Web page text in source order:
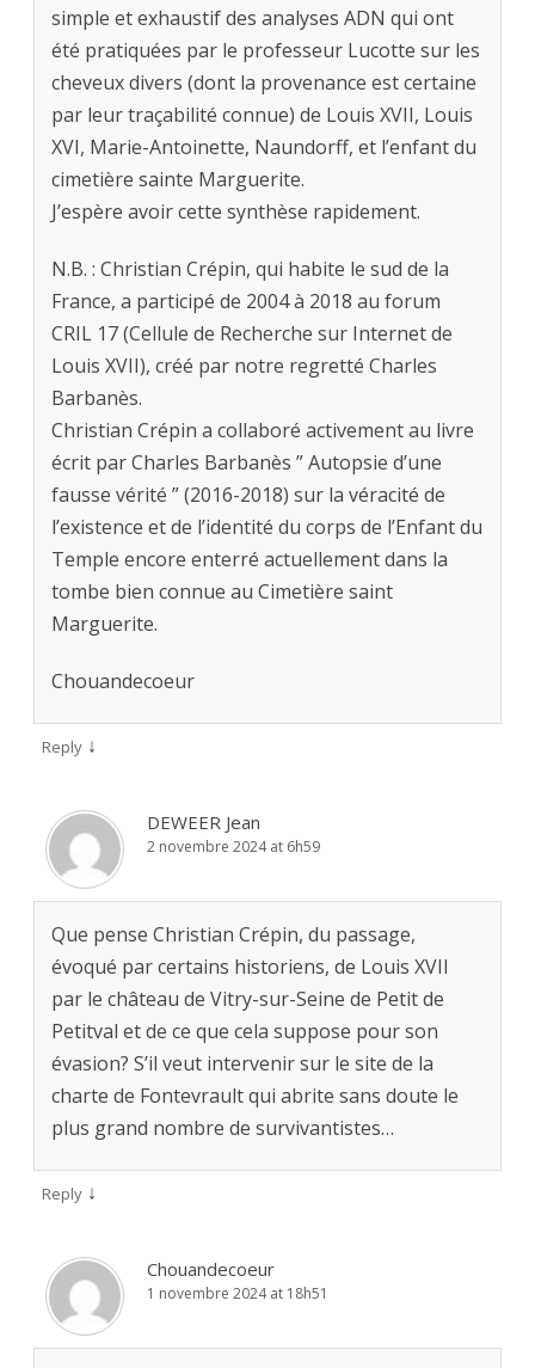
simple et exhaustif des analyses ADN qui ont
été pratiquées par le professeur Lucotte sur les
cheveux divers (dont la provenance est certaine
par leur traçabilité connue) de Louis XVII, Louis
XVI, Marie-Antoinette, Naundorff, et l’enfant du
cimetière sainte Marguerite.
J’espère avoir cette synthèse rapidement.
N.B. : Christian Crépin, qui habite le sud de la
France, a participé de 2004 à 2018 au forum
CRIL 17 (Cellule de Recherche sur Internet de
Louis XVII), créé par notre regretté Charles
Barbanès.
Christian Crépin a collaboré activement au livre
écrit par Charles Barbanès ” Autopsie d’une
fausse vérité ” (2016-2018) sur la véracité de
l’existence et de l’identité du corps de l’Enfant du
Temple encore enterré actuellement dans la
tombe bien connue au Cimetière saint
Marguerite.
Chouandecoeur
Reply ↓
DEWEER Jean
2 novembre 2024 at 6h59
Que pense Christian Crépin, du passage,
évoqué par certains historiens, de Louis XVII
par le château de Vitry-sur-Seine de Petit de
Petitval et de ce que cela suppose pour son
évasion? S’il veut intervenir sur le site de la
charte de Fontevrault qui abrite sans doute le
plus grand nombre de survivantistes…
Reply ↓
Chouandecoeur
1 novembre 2024 at 18h51